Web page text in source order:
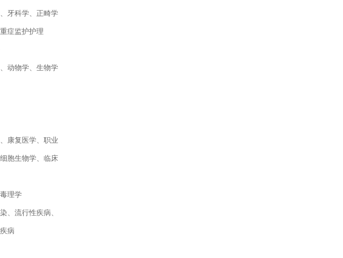
牙科学、正畸学
症监护护理
动物学、生物学
康复医学、职业
治疗
胞生物学、临床
化学，
理学
、流行性疾病、
物学
病